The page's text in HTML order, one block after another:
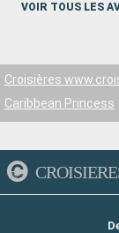
VOIR TOUS LES
Croisières
Caribbean Princess